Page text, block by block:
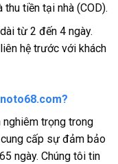
thu tiền tại nhà (COD).
từ 2 đến 4 ngày.
hệ trước với khách
trọng trong
cấp sự đảm bảo
ngày. Chúng tôi tin